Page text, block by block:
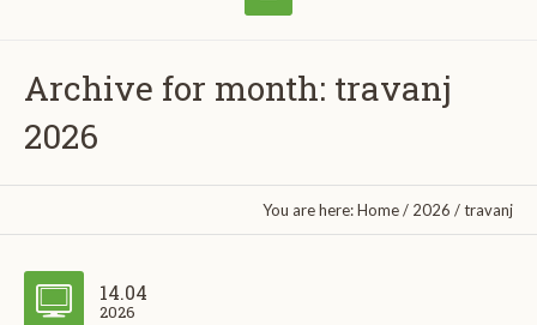
Archive for month: travanj
2026
You are here:Home/ 2026 /travanj
14.04
2026